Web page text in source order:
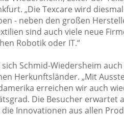
„Die Texcare wird
- neben den großen
sind auch viele neue
Robotik oder IT.“
Schmid-Wiedersheim
Herkunftsländer. „Mit
erreichen wir auch
Die Besucher erwartet
Innovationen aus allen